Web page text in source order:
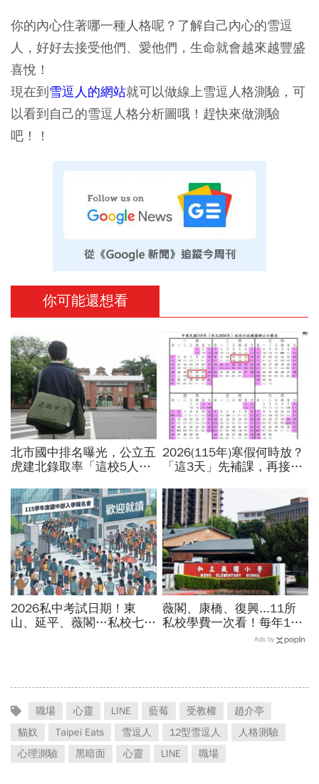
你的內心住著哪一種人格呢？了解自己內心的雪逗
人，好好去接受他們、愛他們，生命就會越來越豐盛
喜悅！
現在到雪逗人的網站就可以做線上雪逗人格測驗，可
以看到自己的雪逗人格分析圖哦！趕快來做測驗
吧！！
你可能還想看
北市國中排名曝光，公立五
虎建北錄取率「這校5人就
成績單背後的代價有多大
2026(115年)寒假何時放？
「這3天」先補課，再接過
寒假開學日一次看
2026私中考試日期！東
山、延平、薇閣…私校七雄
薇閣、康橋、復興...11所
私校學費一次看！每年100
萬值得嗎？專家教你如何籌
Ads by
職場 心靈 LINE 藍莓 受教權
趙介亭
貓奴
Taipei Eats 雪逗人 12型雪逗人
人格測驗
心理測驗
黑暗面 心靈 LINE 職場